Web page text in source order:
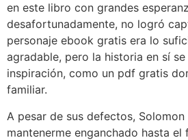
en este libro con grandes
desafortunadamente, no logró
personaje ebook gratis era lo
agradable, pero la historia en sí
inspiración, como un pdf gratis
familiar.
A pesar de sus defectos,
mantenerme enganchado hasta el